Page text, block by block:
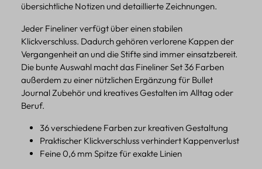
übersichtliche Notizen und detaillierte Zeichnungen.
Jeder Fineliner verfügt über einen stabilen
Klickverschluss. Dadurch gehören verlorene Kappen der
Vergangenheit an und die Stifte sind immer einsatzbereit.
Die bunte Auswahl macht das Fineliner Set 36 Farben
außerdem zu einer nützlichen Ergänzung für Bullet
Journal Zubehör und kreatives Gestalten im Alltag oder
Beruf.
36 verschiedene Farben zur kreativen Gestaltung
Praktischer Klickverschluss verhindert Kappenverlust
Feine 0,6 mm Spitze für exakte Linien